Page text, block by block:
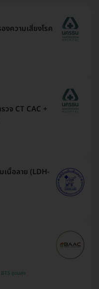
ความเสี่ยงโรค
วจ CT CAC +
เนื้อลาย (LDH-
BTS สยาม , BTS สนามกีฬาแห่งชาติ , BTS บางนา , BTS อุดมสุข